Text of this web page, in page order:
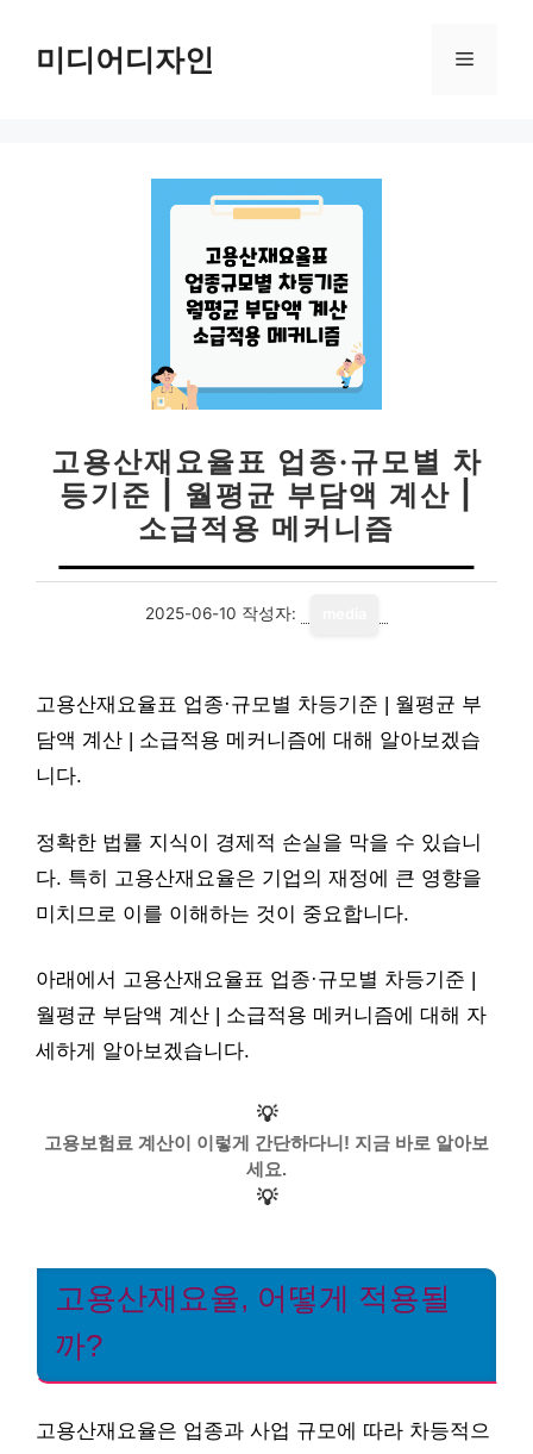
미디어디자인 메
고용산재요율표 업종·규모별 차
등기준 | 월평균 부담액 계산 |
소급적용 메커니즘
2025-06-10 작성자:
고용산재요율표 업종·규모별 차등기준 | 월평균 부
담액 계산 | 소급적용 메커니즘에 대해 알아보겠습
니다.
정확한 법률 지식이 경제적 손실을 막을 수 있습니
다. 특히 고용산재요율은 기업의 재정에 큰 영향을
미치므로 이를 이해하는 것이 중요합니다.
아래에서 고용산재요율표 업종·규모별 차등기준 |
월평균 부담액 계산 | 소급적용 메커니즘에 대해 자
세하게 알아보겠습니다.
💡
고용보험료 계산이 이렇게 간단하다니! 지금 바로 알아보
세요.
💡
고용산재요율, 어떻게 적용될
까?
고용산재요율은 업종과 사업 규모에 따라 차등적으